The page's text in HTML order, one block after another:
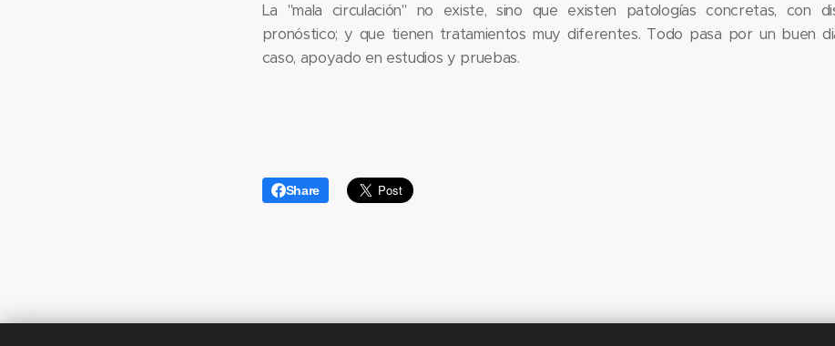
La "mala circulación" no existe, sino que existen patologías concretas, con
pronóstico; y que tienen tratamientos muy diferentes. Todo pasa por un buen
caso, apoyado en estudios y pruebas.
Share